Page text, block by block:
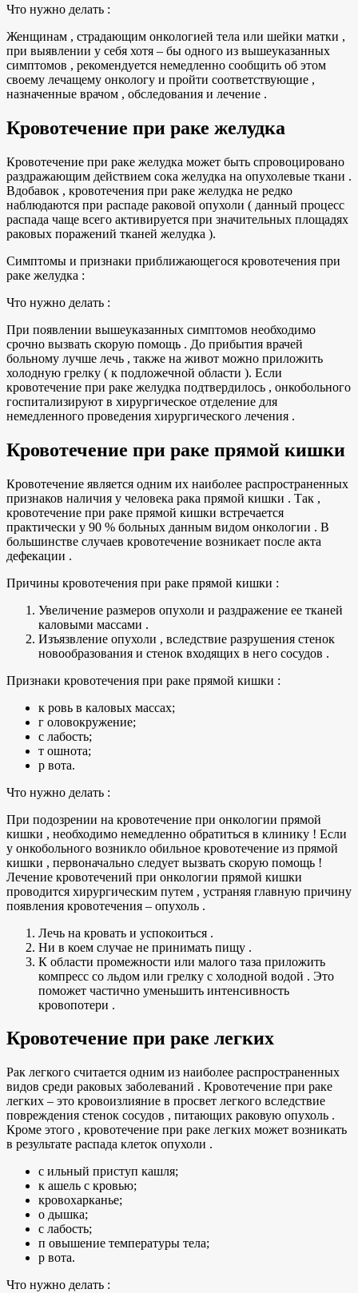
Что нужно делать :
Женщинам , страдающим онкологией тела или шейки матки ,
при выявлении у себя хотя – бы одного из вышеуказанных
симптомов , рекомендуется немедленно сообщить об этом
своему лечащему онкологу и пройти соответствующие ,
назначенные врачом , обследования и лечение .
Кровотечение при раке желудка
Кровотечение при раке желудка может быть спровоцировано
раздражающим действием сока желудка на опухолевые ткани .
Вдобавок , кровотечения при раке желудка не редко
наблюдаются при распаде раковой опухоли ( данный процесс
распада чаще всего активируется при значительных площадях
раковых поражений тканей желудка ).
Симптомы и признаки приближающегося кровотечения при
раке желудка :
Что нужно делать :
При появлении вышеуказанных симптомов необходимо
срочно вызвать скорую помощь . До прибытия врачей
больному лучше лечь , также на живот можно приложить
холодную грелку ( к подложечной области ). Если
кровотечение при раке желудка подтвердилось , онкобольного
госпитализируют в хирургическое отделение для
немедленного проведения хирургического лечения .
Кровотечение при раке прямой кишки
Кровотечение является одним их наиболее распространенных
признаков наличия у человека рака прямой кишки . Так ,
кровотечение при раке прямой кишки встречается
практически у 90 % больных данным видом онкологии . В
большинстве случаев кровотечение возникает после акта
дефекации .
Причины кровотечения при раке прямой кишки :
Увеличение размеров опухоли и раздражение ее тканей
каловыми массами .
Изъязвление опухоли , вследствие разрушения стенок
новообразования и стенок входящих в него сосудов .
Признаки кровотечения при раке прямой кишки :
к ровь в каловых массах;
г оловокружение;
с лабость;
т ошнота;
р вота.
Что нужно делать :
При подозрении на кровотечение при онкологии прямой
кишки , необходимо немедленно обратиться в клинику ! Если
у онкобольного возникло обильное кровотечение из прямой
кишки , первоначально следует вызвать скорую помощь !
Лечение кровотечений при онкологии прямой кишки
проводится хирургическим путем , устраняя главную причину
появления кровотечения – опухоль .
Лечь на кровать и успокоиться .
Ни в коем случае не принимать пищу .
К области промежности или малого таза приложить
компресс со льдом или грелку с холодной водой . Это
поможет частично уменьшить интенсивность
кровопотери .
Кровотечение при раке легких
Рак легкого считается одним из наиболее распространенных
видов среди раковых заболеваний . Кровотечение при раке
легких – это кровоизлияние в просвет легкого вследствие
повреждения стенок сосудов , питающих раковую опухоль .
Кроме этого , кровотечение при раке легких может возникать
в результате распада клеток опухоли .
с ильный приступ кашля;
к ашель с кровью;
кровохарканье;
о дышка;
с лабость;
п овышение температуры тела;
р вота.
Что нужно делать :